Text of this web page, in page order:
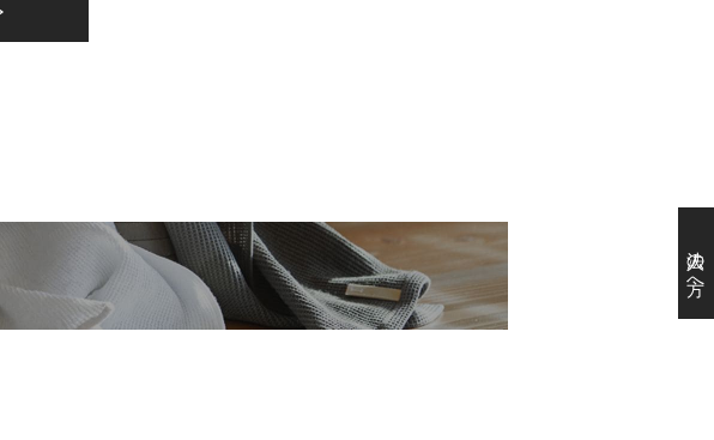
法人の方へ